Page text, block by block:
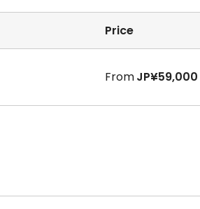
Price
FromJP¥59,000